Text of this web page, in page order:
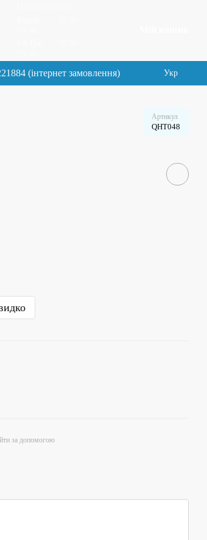
(інтернет замовлення) Укр
Артикул
QHT048
за допомогою